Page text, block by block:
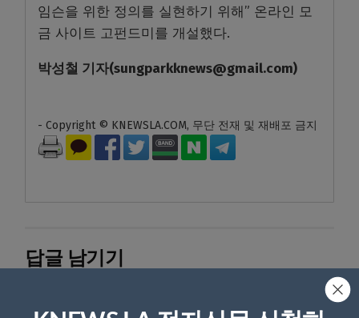
임슨을 위한 정의를 실현하기 위해” 온라인 모
금 사이트 고펀드미를 개설했다.
박성철 기자(sungparkknews@gmail.com)
- Copyright © KNEWSLA.COM, 무단 전재 및 재배포 금지
답글 남기기
로 표시됩니